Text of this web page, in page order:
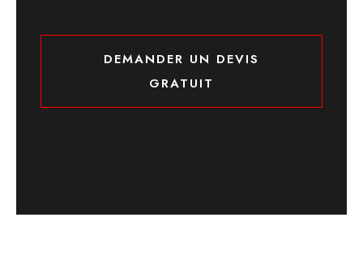
DEMANDER UN DEVIS
GRATUIT
DEMANDER UN DEVIS GRATUIT